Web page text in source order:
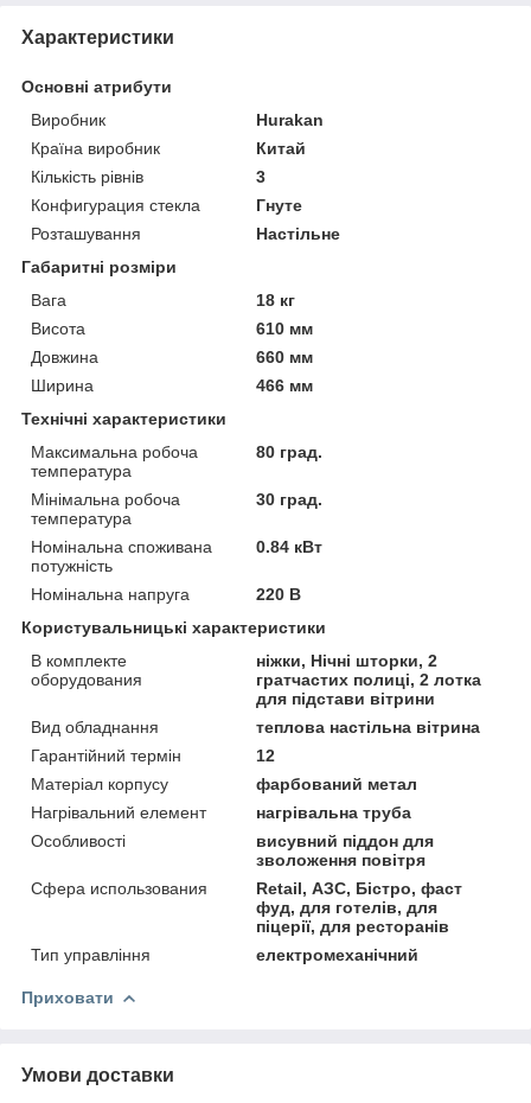
Характеристики
Основні атрибути
Виробник
Hurakan
Країна виробник
Китай
Кількість рівнів
3
Конфигурация стекла
Гнуте
Розташування
Настільне
Габаритні розміри
Вага
18 кг
Висота
610 мм
Довжина
660 мм
Ширина
466 мм
Технічні характеристики
Максимальна робоча
температура
80 град.
Мінімальна робоча
температура
30 град.
Номінальна споживана
потужність
0.84 кВт
Номінальна напруга
220 В
Користувальницькі характеристики
В комплекте
оборудования
ніжки, Нічні шторки, 2
гратчастих полиці, 2 лотка
для підстави вітрини
Вид обладнання
теплова настільна вітрина
Гарантійний термін
12
Матеріал корпусу
фарбований метал
Нагрівальний елемент
нагрівальна труба
Особливості
висувний піддон для
зволоження повітря
Сфера использования
Retail, АЗС, Бістро, фаст
фуд, для готелів, для
піцерії, для ресторанів
Тип управління
електромеханічний
Приховати
Умови доставки